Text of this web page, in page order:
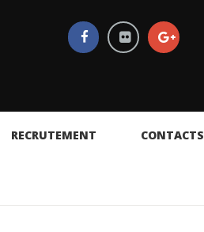
RECRUTEMENT CONTACTS